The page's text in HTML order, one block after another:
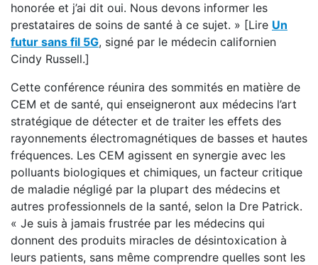
honorée et j’ai dit oui. Nous devons informer les
prestataires de soins de santé à ce sujet. » [Lire Un
futur sans fil 5G, signé par le médecin californien
Cindy Russell.]
Cette conférence réunira des sommités en matière de
CEM et de santé, qui enseigneront aux médecins l’art
stratégique de détecter et de traiter les effets des
rayonnements électromagnétiques de basses et hautes
fréquences. Les CEM agissent en synergie avec les
polluants biologiques et chimiques, un facteur critique
de maladie négligé par la plupart des médecins et
autres professionnels de la santé, selon la Dre Patrick.
« Je suis à jamais frustrée par les médecins qui
donnent des produits miracles de désintoxication à
leurs patients, sans même comprendre quelles sont les